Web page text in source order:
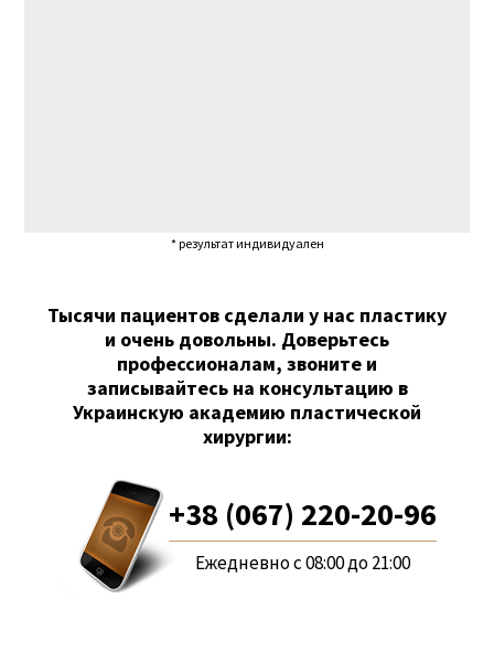
* результат индивидуален
Тысячи пациентов сделали у нас пластику
и очень довольны. Доверьтесь
профессионалам, звоните и
записывайтесь на консультацию в
Украинскую академию пластической
хирургии:
+38 (067) 220-20-96
Ежедневно с 08:00 до 21:00